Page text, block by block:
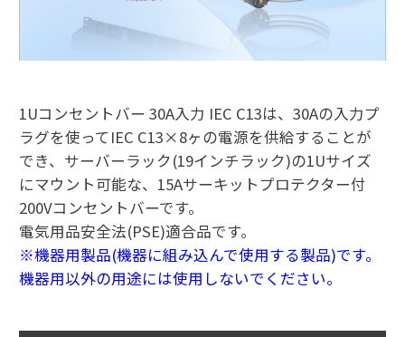
1Uコンセントバー 30A入力 IEC C13は、30Aの入力プ
ラグを使ってIEC C13×8ヶの電源を供給することが
でき、サーバーラック(19インチラック)の1Uサイズ
にマウント可能な、15Aサーキットプロテクター付
200Vコンセントバーです。
電気用品安全法(PSE)適合品です。
※機器用製品(機器に組み込んで使用する製品)です。
機器用以外の用途には使用しないでください。